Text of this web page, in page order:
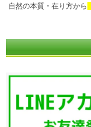
自然の本質・在り方から